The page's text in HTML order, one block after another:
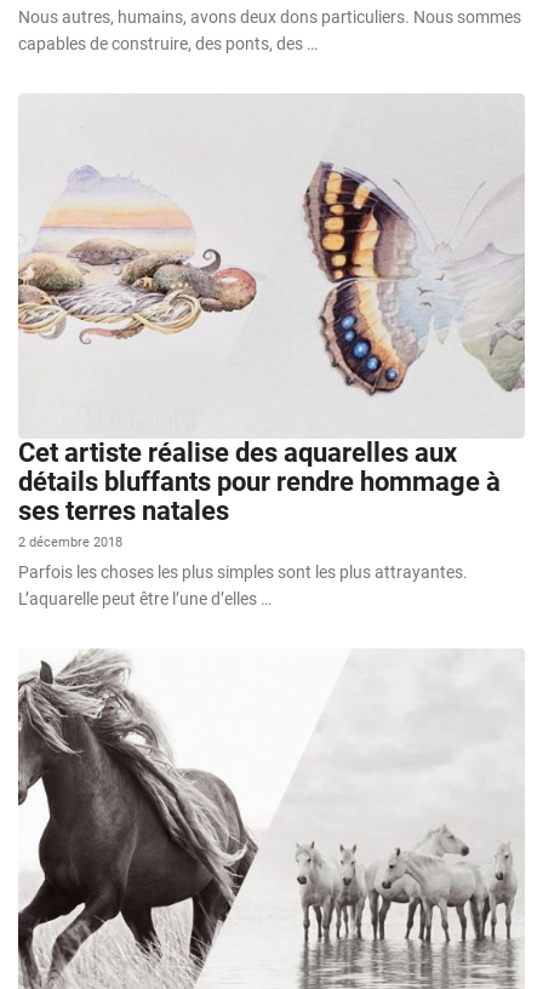
Nous autres, humains, avons deux dons particuliers. Nous sommes
capables de construire, des ponts, des …
Cet artiste réalise des aquarelles aux
détails bluffants pour rendre hommage à
ses terres natales
2 décembre 2018
Parfois les choses les plus simples sont les plus attrayantes.
L’aquarelle peut être l’une d’elles …